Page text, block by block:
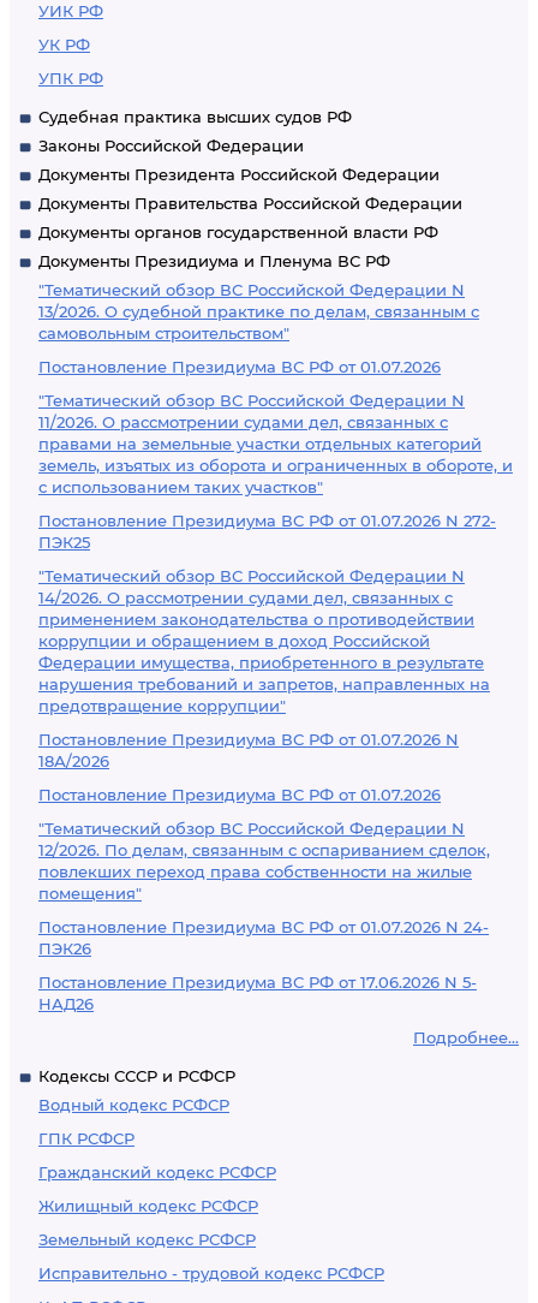
УИК РФ
УК РФ
УПК РФ
Судебная практика высших судов РФ
Законы Российской Федерации
Документы Президента Российской Федерации
Документы Правительства Российской Федерации
Документы органов государственной власти РФ
Документы Президиума и Пленума ВС РФ
"Тематический обзор ВС Российской Федерации N
13/2026. О судебной практике по делам, связанным с
самовольным строительством"
Постановление Президиума ВС РФ от 01.07.2026
"Тематический обзор ВС Российской Федерации N
11/2026. О рассмотрении судами дел, связанных с
правами на земельные участки отдельных категорий
земель, изъятых из оборота и ограниченных в обороте, и
с использованием таких участков"
Постановление Президиума ВС РФ от 01.07.2026 N 272-
ПЭК25
"Тематический обзор ВС Российской Федерации N
14/2026. О рассмотрении судами дел, связанных с
применением законодательства о противодействии
коррупции и обращением в доход Российской
Федерации имущества, приобретенного в результате
нарушения требований и запретов, направленных на
предотвращение коррупции"
Постановление Президиума ВС РФ от 01.07.2026 N
18А/2026
Постановление Президиума ВС РФ от 01.07.2026
"Тематический обзор ВС Российской Федерации N
12/2026. По делам, связанным с оспариванием сделок,
повлекших переход права собственности на жилые
помещения"
Постановление Президиума ВС РФ от 01.07.2026 N 24-
ПЭК26
Постановление Президиума ВС РФ от 17.06.2026 N 5-
НАД26
Подробнее...
Кодексы СССР и РСФСР
Водный кодекс РСФСР
ГПК РСФСР
Гражданский кодекс РСФСР
Жилищный кодекс РСФСР
Земельный кодекс РСФСР
Исправительно - трудовой кодекс РСФСР